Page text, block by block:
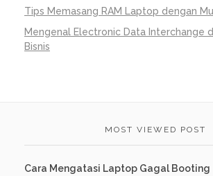
Tips Memasang RAM Laptop dengan
Mengenal Electronic Data Interchange
Bisnis
MOST VIEWED POST
Cara Mengatasi Laptop Gagal Booting